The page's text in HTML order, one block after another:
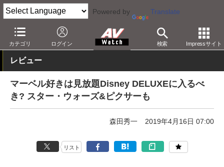
Powered by Translate
カテゴリ ログイン 検索 Impressサイト
AV Watch コンテンツ・サービス 映像配信
レビュー
マーベル好きは見放題Disney DELUXEに入るべ
き? スター・ウォーズ&ピクサーも
森田秀一 2019年4月16日 07:00
リスト